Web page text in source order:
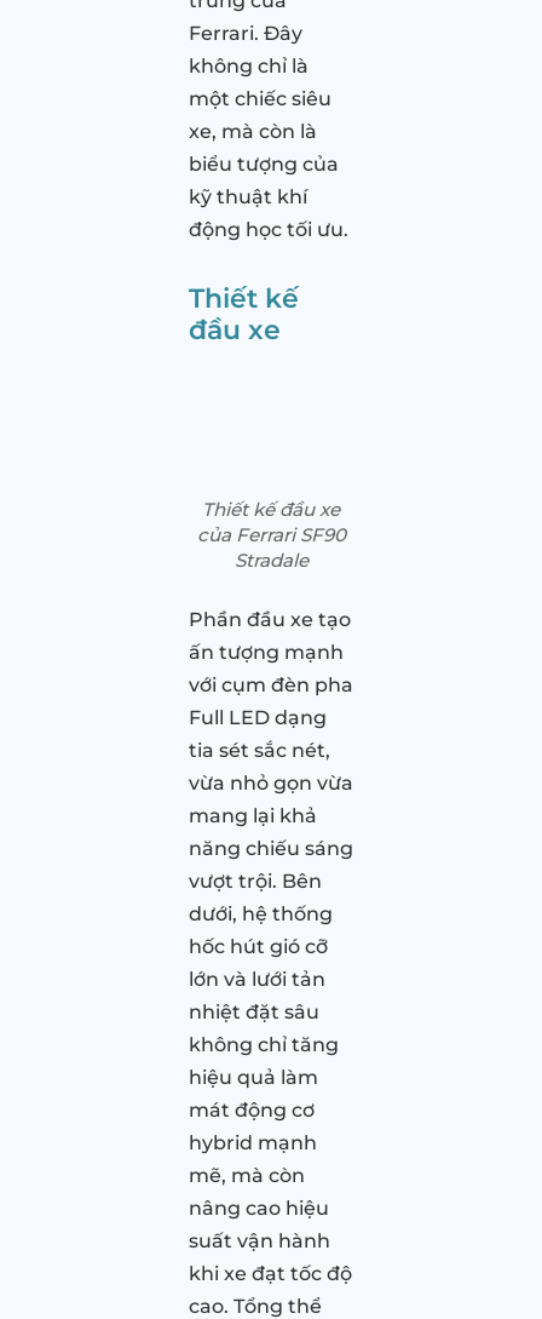
Ferrari. Đây
không chỉ là
một chiếc siêu
xe, mà còn là
biểu tượng của
kỹ thuật khí
động học tối ưu.
Thiết kế
đầu xe
Thiết kế đầu xe
của Ferrari SF90
Stradale
Phần đầu xe tạo
ấn tượng mạnh
với cụm đèn pha
Full LED dạng
tia sét sắc nét,
vừa nhỏ gọn vừa
mang lại khả
năng chiếu sáng
vượt trội. Bên
dưới, hệ thống
hốc hút gió cỡ
lớn và lưới tản
nhiệt đặt sâu
không chỉ tăng
hiệu quả làm
mát động cơ
hybrid mạnh
mẽ, mà còn
nâng cao hiệu
suất vận hành
khi xe đạt tốc độ
cao. Tổng thể